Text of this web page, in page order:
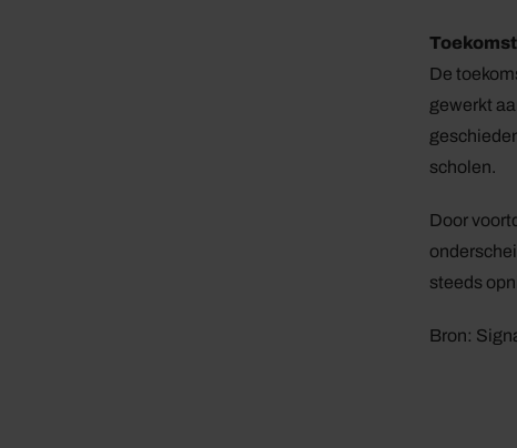
De
gewerkt
scholen.
Door
steeds
Bron: